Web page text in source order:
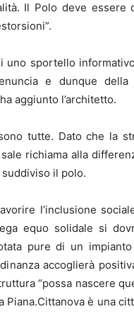
Il Polo deve
uno sportello
e dunque
aggiunto l’architetto.
tutte. Dato che la
richiama alla
il polo.
l’inclusione
equo solidale si
pure di un
accoglierà
“possa nascere
è una